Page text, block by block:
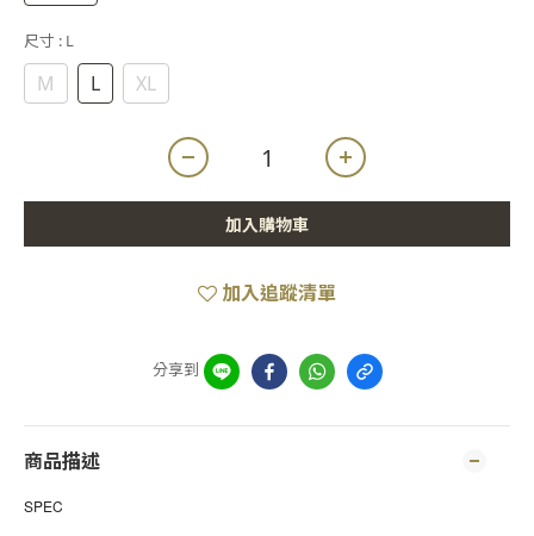
尺寸 : L
M L XL
加入購物車
加入追蹤清單
分享到
商品描述
SPEC